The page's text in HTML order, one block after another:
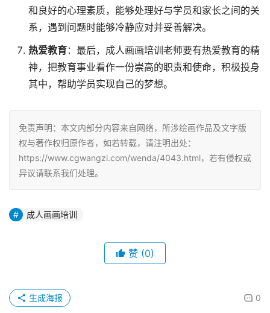
和良好的心理素质，能够处理好与学员和家长之间的关
系，遇到问题时能够冷静应对并妥善解决。
热爱教育：最后，成人画画培训老师要有热爱教育的精
神，把教育事业看作一份崇高的职责和使命，积极投身
其中，帮助学员实现自己的梦想。
免责声明：本文内部分内容来自网络，所涉绘画作品及文字版
权与著作权归原作者，如若转载，请注明出处：
https://www.cgwangzi.com/wenda/4043.html，若有侵权或
异议请联系我们处理。
成人画画培训
赞 (0)
0
生成海报